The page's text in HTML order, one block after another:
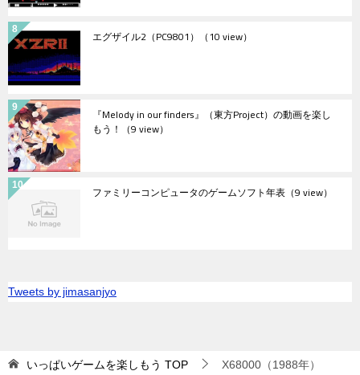
エグザイル2（PC9801） （10 view）
『Melody in our finders』（東方Project）の動画を楽し
もう！ （9 view）
ファミリーコンピュータのゲームソフト年表 （9 view）
Tweets by jimasanjyo
いっぱいゲームを楽しもう TOP X68000（1988年）